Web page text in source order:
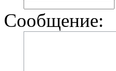
Сообщение: